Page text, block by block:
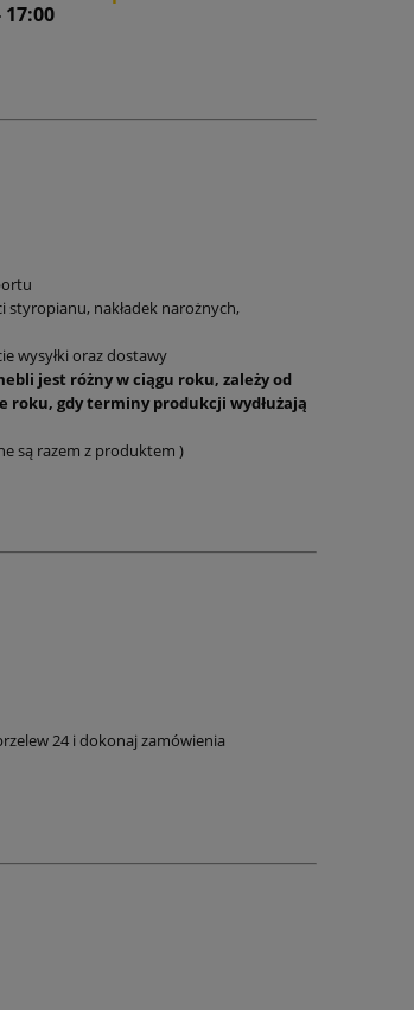
nakładek narożnych,
wysyłki oraz dostawy
jest różny w ciągu roku, zależy od
roku, gdy terminy produkcji wydłużają
są razem z produktem )
24 i dokonaj zamówienia